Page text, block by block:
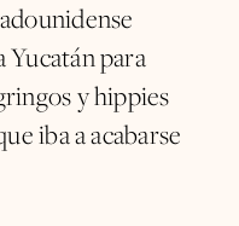
Yucatán para
y hippies
iba a acabarse